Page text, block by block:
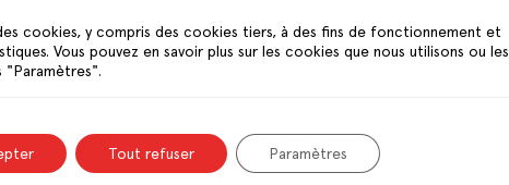
cookies, y compris des cookies tiers, à des fins de fonctionnement et
Vous pouvez en savoir plus sur les cookies que nous utilisons ou les
"Paramètres".
Tout refuser Paramètres